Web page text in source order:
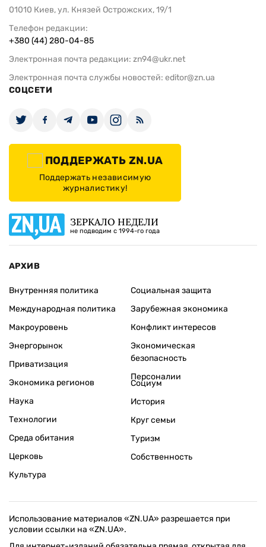
01010 Киев, ул. Князей Острожских, 19/1
Телефон редакции:
+380 (44) 280-04-85
Электронная почта редакции: zn94@ukr.net
Электронная почта службы новостей: editor@zn.ua
СОЦСЕТИ
ПОДДЕРЖАТЬ ZN.UA
Поддержать независимую
журналистику!
ЗЕРКАЛО НЕДЕЛИ
не подводим с 1994-го года
АРХИВ
Внутренняя политика
Международная политика
Макроуровень
Энергорынок
Приватизация
Экономика регионов
Социальная защита
Зарубежная экономика
Конфликт интересов
Экономическая
безопасность
Персоналии
Наука
Технологии
Среда обитания
Церковь
Культура
Социум
История
Круг семьи
Туризм
Собственность
Использование материалов «ZN.UA» разрешается при
условии ссылки на «ZN.UA».